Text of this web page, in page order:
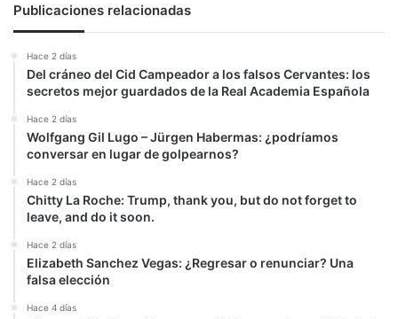
Publicaciones relacionadas
Hace 2 días
Del cráneo del Cid Campeador a los falsos Cervantes: los
secretos mejor guardados de la Real Academia Española
Hace 2 días
Wolfgang Gil Lugo – Jürgen Habermas: ¿podríamos
conversar en lugar de golpearnos?
Hace 2 días
Chitty La Roche: Trump, thank you, but do not forget to
leave, and do it soon.
Hace 2 días
Elizabeth Sanchez Vegas: ¿Regresar o renunciar? Una
falsa elección
Hace 4 días